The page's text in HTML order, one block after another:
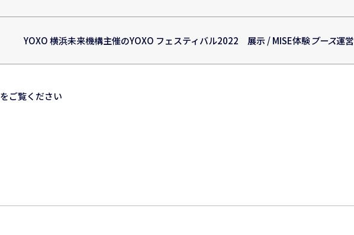
YOXO 横浜未来機構主催のYOXO フェスティバル2022 展示 / MISE体験ブース運営
をご覧ください